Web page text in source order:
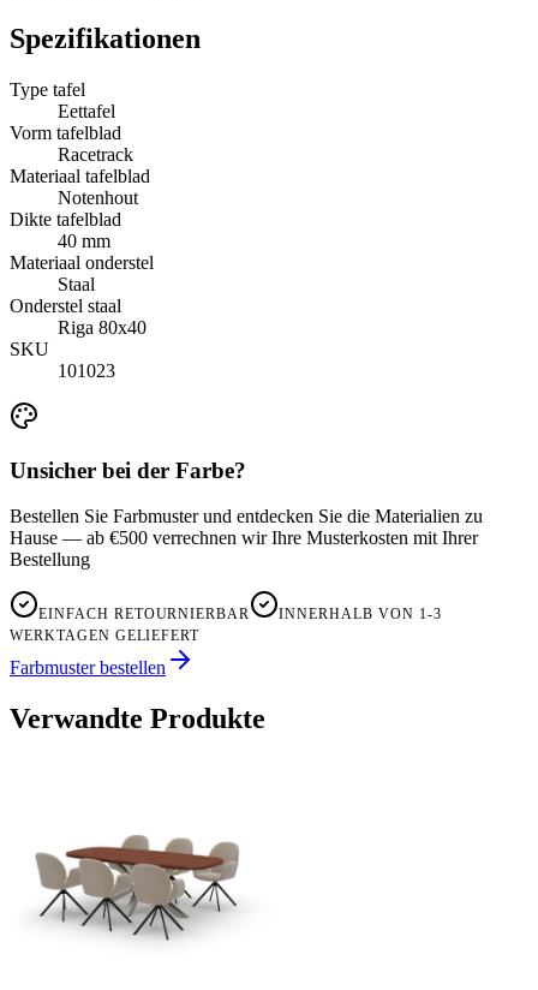
Spezifikationen
Type tafel
Eettafel
Vorm tafelblad
Racetrack
Materiaal tafelblad
Notenhout
Dikte tafelblad
40 mm
Materiaal onderstel
Staal
Onderstel staal
Riga 80x40
SKU
101023
Unsicher bei der Farbe?
Bestellen Sie Farbmuster und entdecken Sie die Materialien zu
Hause — ab €500 verrechnen wir Ihre Musterkosten mit Ihrer
Bestellung
EINFACH RETOURNIERBAR
INNERHALB VON 1-3
WERKTAGEN GELIEFERT
Farbmuster bestellen
Verwandte Produkte